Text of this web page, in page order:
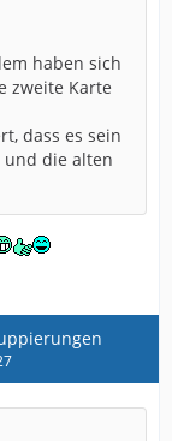
haben sich
zweite Karte
dass es sein
und die alten